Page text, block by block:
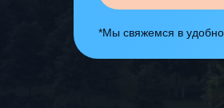
*Мы свяжемся в